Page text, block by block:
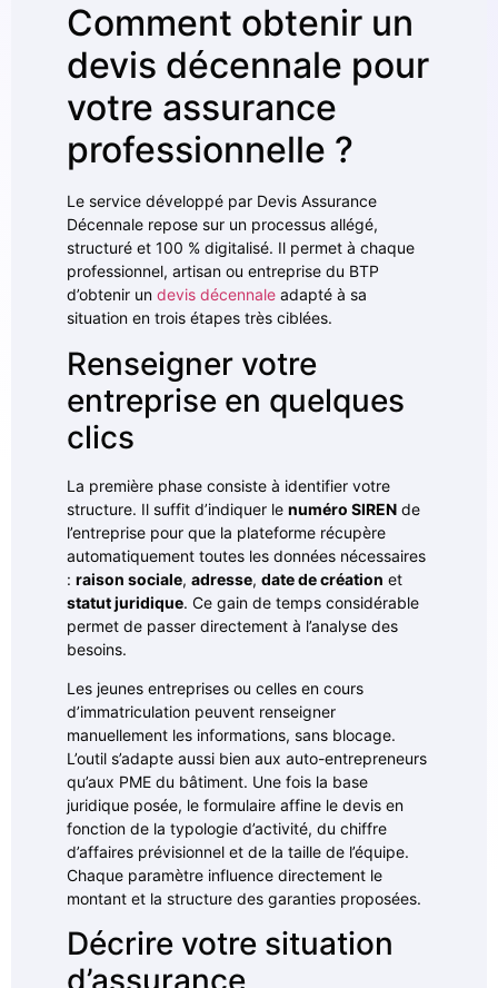
Comment obtenir un
devis décennale pour
votre assurance
professionnelle ?
Le service développé par Devis Assurance
Décennale repose sur un processus allégé,
structuré et 100 % digitalisé. Il permet à chaque
professionnel, artisan ou entreprise du BTP
d’obtenir un devis décennale adapté à sa
situation en trois étapes très ciblées.
Renseigner votre
entreprise en quelques
clics
La première phase consiste à identifier votre
structure. Il suffit d’indiquer le numéro SIREN de
l’entreprise pour que la plateforme récupère
automatiquement toutes les données nécessaires
: raison sociale, adresse, date de création et
statut juridique. Ce gain de temps considérable
permet de passer directement à l’analyse des
besoins.
Les jeunes entreprises ou celles en cours
d’immatriculation peuvent renseigner
manuellement les informations, sans blocage.
L’outil s’adapte aussi bien aux auto-entrepreneurs
qu’aux PME du bâtiment. Une fois la base
juridique posée, le formulaire affine le devis en
fonction de la typologie d’activité, du chiffre
d’affaires prévisionnel et de la taille de l’équipe.
Chaque paramètre influence directement le
montant et la structure des garanties proposées.
Décrire votre situation